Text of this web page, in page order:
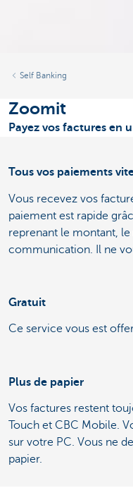
Self Banking
Zoomit
Payez vos factures en
Tous vos paiements
Vous recevez vos
paiement est rapide
reprenant le montant,
communication. Il ne
Gratuit
Ce service vous est
Plus de papier
Vos factures restent
Touch et CBC Mobile.
sur votre PC. Vous ne
papier.